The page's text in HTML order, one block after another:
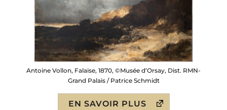
Antoine Vollon, Falaise, 1870, ©Musée d’Orsay, Dist. RMN-
Grand Palais / Patrice Schmidt
EN SAVOIR PLUS